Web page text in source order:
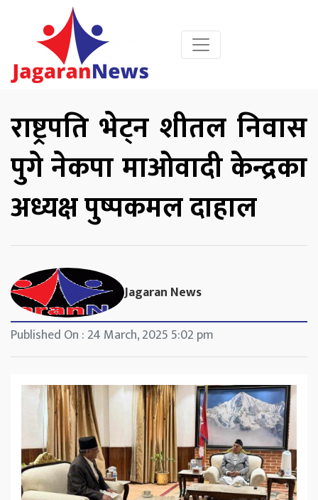
राष्ट्रपति भेट्न शीतल निवास
पुगे नेकपा माओवादी केन्द्रका
अध्यक्ष पुष्पकमल दाहाल
Jagaran News
Published On : 24 March, 2025 5:02 pm